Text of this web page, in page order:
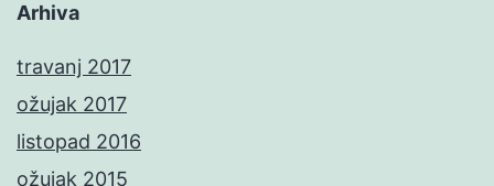
Arhiva
travanj 2017
ožujak 2017
listopad 2016
ožujak 2015